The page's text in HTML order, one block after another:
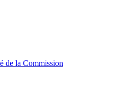
de la Commission